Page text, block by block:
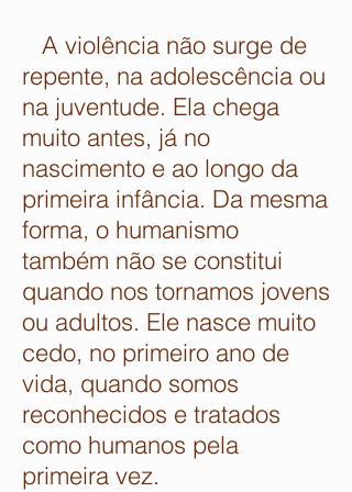
A violência não surge de
repente, na adolescência ou
na juventude. Ela chega
muito antes, já no
nascimento e ao longo da
primeira infância. Da mesma
forma, o humanismo
também não se constitui
quando nos tornamos jovens
ou adultos. Ele nasce muito
cedo, no primeiro ano de
vida, quando somos
reconhecidos e tratados
como humanos pela
primeira vez.